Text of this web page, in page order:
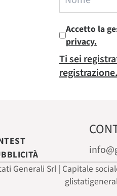
Accetto la
privacy.
Ti sei
Generali Srl | Capitale